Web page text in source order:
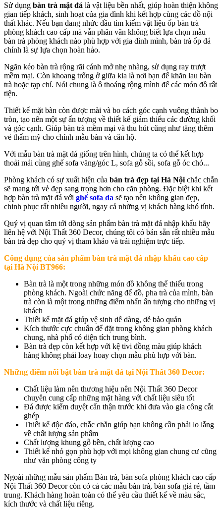
Sử dụng bàn trà mặt đá là vật liệu bền nhất, giúp hoàn thiện không
gian tiếp khách, sinh hoạt của gia đình khi kết hợp cùng các đồ nội
thất khác. Nếu bạn đang nhức đầu tìm kiếm vật liệu ốp bàn trà
phòng khách cao cấp mà vẫn phân vân không biết lựa chọn mẫu
bàn trà phòng khách nào phù hợp với gia đình mình, bàn trà ốp đá
chính là sự lựa chọn hoàn hảo.
Ngăn kéo bàn trà rộng rãi cánh mở nhẹ nhàng, sử dụng ray trượt
mềm mại. Còn khoang trống ở giữa kia là nơi bạn để khăn lau bàn
trà hoặc tạp chí. Nói chung là ô thoáng rộng mình để các món đồ rất
tiện.
Thiết kế mặt bàn còn được mài và bo cách góc cạnh vuông thành bo
tròn, tạo nên một sự ấn tượng về thiết kế giảm thiểu các đường khối
và góc cạnh. Giúp bàn trà mềm mại và thu hút cũng như tăng thêm
vẻ thẩm mỹ cho chính mẫu bàn và căn hộ.
Với mẫu bàn trà mặt đá giống trên hình, chúng ta có thể kết hợp
thoải mái cùng ghế sofa văng/góc L, sofa gỗ sồi, sofa gỗ óc chó...
Phòng khách có sự xuất hiện của bàn trà đẹp tại Hà Nội chắc chắn
sẽ mang tới vẻ đẹp sang trọng hơn cho căn phòng. Đặc biệt khi kết
hợp bàn trà mặt đá với ghế sofa da sẽ tạo nên không gian đẹp,
chinh phục rất nhiều người, ngay cả những vị khách hàng khó tính.
Quý vị quan tâm tới dòng sản phẩm bàn trà mặt đá nhập khẩu hãy
liên hệ với Nội Thất 360 Decor, chúng tôi có bán sẵn rất nhiều mẫu
bàn trà đẹp cho quý vị tham khảo và trải nghiệm trực tiếp.
Công dụng của sản phẩm bàn trà mặt đá nhập khẩu cao cấp
tại Hà Nội BT966:
Bàn trà là một trong những món đồ không thể thiếu trong
phòng khách. Ngoài chức năng để đồ, pha trà của mình, bàn
trà còn là một trong những điểm nhấn ấn tượng cho những vị
khách
Thiết kế mặt đá giúp vệ sinh dễ dàng, dễ bảo quản
Kích thước cực chuẩn để đặt trong không gian phòng khách
chung, nhà phố có diện tích trung bình.
Bàn trà đẹp còn kết hợp với kệ tivi đồng màu giúp khách
hàng không phải loay hoay chọn mẫu phù hợp với bàn.
Những điểm nổi bật bàn trà mặt đá tại Nội Thất 360 Decor:
Chất liệu làm nên thương hiệu nên Nội Thất 360 Decor
chuyên cung cấp những mặt hàng với chất liệu siêu tốt
Đá được kiểm duyệt cẩn thận trước khi đưa vào gia công cắt
ghép
Thiết kế độc đáo, chắc chắn giúp bạn không cần phải lo lắng
về chất lượng sản phẩm
Chất lượng khung gỗ bền, chất lượng cao
Thiết kế nhỏ gọn phù hợp với mọi không gian chung cư cũng
như văn phòng công ty
Ngoài những mẫu sản phẩm Bàn trà, bàn sofa phòng khách cao cấp
Nội Thất 360 Decor còn có cả các mẫu bàn trà, bàn sofa giá rẻ, tầm
trung. Khách hàng hoàn toàn có thể yêu cầu thiết kế về màu sắc,
kích thước và chất liệu riêng.